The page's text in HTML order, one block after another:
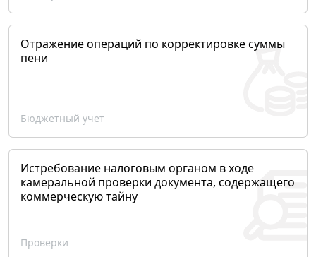
Отражение операций по корректировке суммы
пени
Бюджетный учет
Истребование налоговым органом в ходе
камеральной проверки документа, содержащего
коммерческую тайну
Проверки